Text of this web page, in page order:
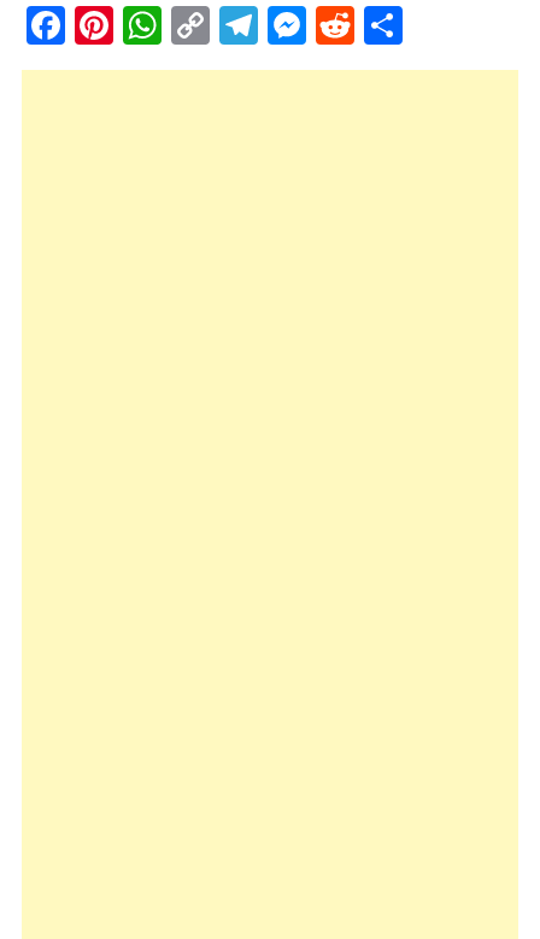
Facebook
Pinterest
WhatsApp
Copy
Link
Telegram
Messenger
Reddit
Share